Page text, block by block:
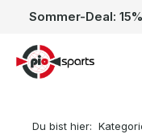
Zum Hauptinhalt
Du bist hier: